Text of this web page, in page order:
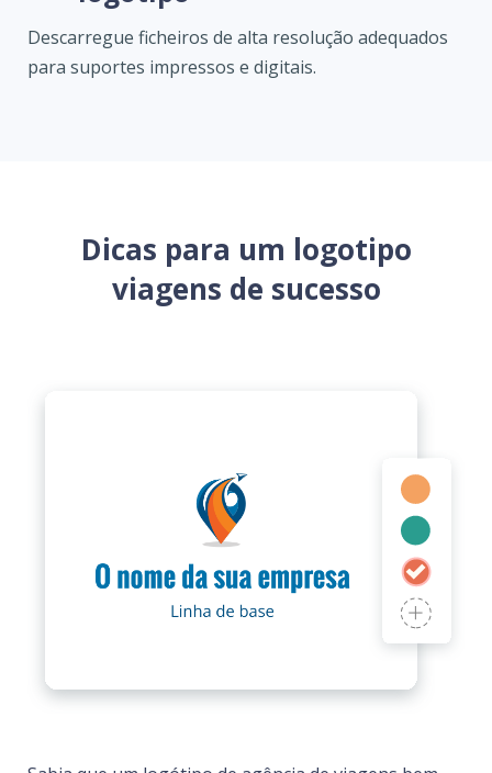
Descarregue ficheiros de alta resolução adequados
para suportes impressos e digitais.
Dicas para um logotipo
viagens de sucesso